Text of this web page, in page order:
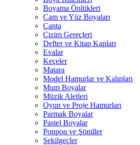
Boyama Önlükleri
Cam ve Yüz Boyaları
Çanta
Çizim Gereçleri
Defter ve Kitap Kapları
Evalar
Keçeler
Matara
Model Hamurlar ve Kalıpları
Mum Boyalar
Müzik Aletleri
Oyun ve Proje Hamurları
Parmak Boyalar
Pastel Boyalar
Ponpon ve Şöniller
Şekilgeçler